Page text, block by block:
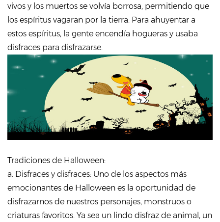
vivos y los muertos se volvía borrosa, permitiendo que
los espíritus vagaran por la tierra. Para ahuyentar a
estos espíritus, la gente encendía hogueras y usaba
disfraces para disfrazarse.
Tradiciones de Halloween:
a. Disfraces y disfraces: Uno de los aspectos más
emocionantes de Halloween es la oportunidad de
disfrazarnos de nuestros personajes, monstruos o
criaturas favoritos. Ya sea un lindo disfraz de animal, un